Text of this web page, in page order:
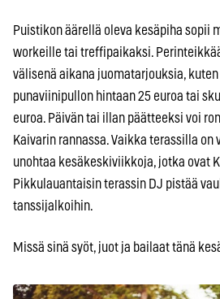
Puistikon äärellä oleva kesäpiha sopii
workeille tai treffipaikaksi.
välisenä aikana juomatarjouksia,
punaviinipullon hintaan 25 euroa tai
euroa. Päivän tai illan päätteeksi voi
Kaivarin rannassa. Vaikka terassilla on
unohtaa kesäkeskiviikkoja, jotka ovat
Pikkulauantaisin terassin DJ pistää
tanssijalkoihin.
Missä sinä syöt, juot ja bailaat tänä